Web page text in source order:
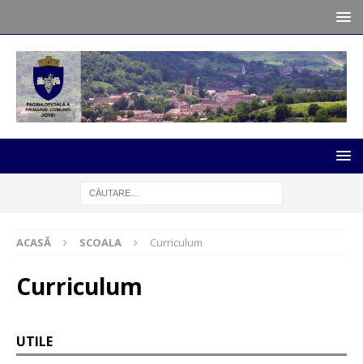
ACASĂ SCOALA Curriculum
Curriculum
UTILE